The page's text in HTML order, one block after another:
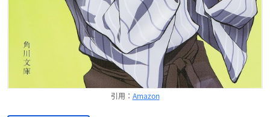
引用： Amazon